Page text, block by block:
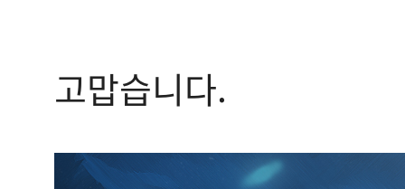
고맙습니다.